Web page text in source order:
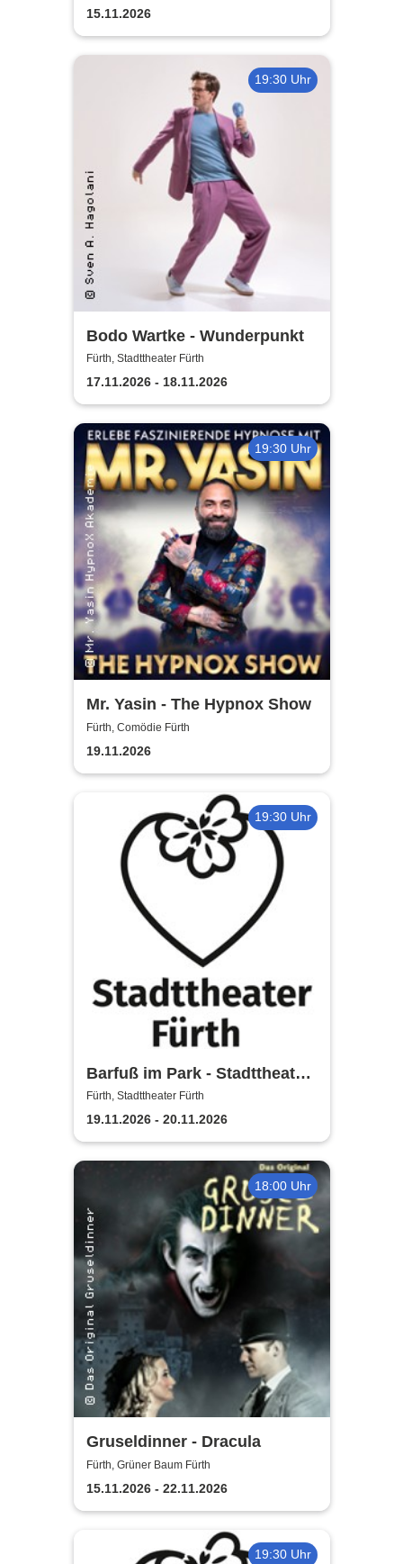
15.11.2026
19:30 Uhr
Bodo Wartke - Wunderpunkt
Fürth, Stadttheater Fürth
17.11.2026 - 18.11.2026
19:30 Uhr
Mr. Yasin - The Hypnox Show
Fürth, Comödie Fürth
19.11.2026
19:30 Uhr
Barfuß im Park - Stadttheater
Fürth
Fürth, Stadttheater Fürth
19.11.2026 - 20.11.2026
18:00 Uhr
Gruseldinner - Dracula
Fürth, Grüner Baum Fürth
15.11.2026 - 22.11.2026
19:30 Uhr